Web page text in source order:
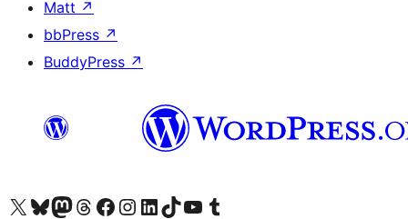
Matt ↗
bbPress ↗
BuddyPress ↗
X (eski Twitter) hesabımıza bakın
Bluesky hesabımızı ziyaret edinMastodon hesabımızı ziyaret edinThreads hesabımızı ziyaret edinFacebook sayfamızı ziyaret edinInstagram hesabımızı ziyaret edinLinkedIn hesabımızı ziyaret edinTikTok hesabımızı ziyaret edinYouTube kanalımızı ziyaret edinTumblr hesabımızı ziyaret edin